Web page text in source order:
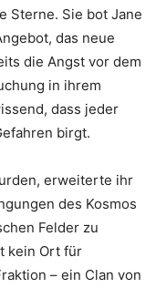
Sterne. Sie bot Jane
das neue
die Angst vor dem
in ihrem
dass jeder
birgt.
erweiterte ihr
des Kosmos
Felder zu
kein Ort für
– ein Clan von